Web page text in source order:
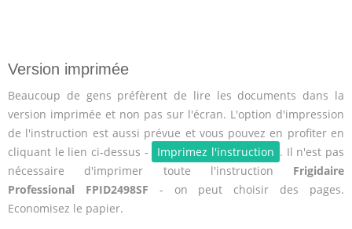
Version imprimée
Beaucoup de gens préfèrent de lire les documents dans la
version imprimée et non pas sur l'écran. L'option d'impression
de l'instruction est aussi prévue et vous pouvez en profiter en
cliquant le lien ci-dessus -
Imprimez l'instruction . Il n'est pas
nécessaire d'imprimer toute l'instruction Frigidaire
Professional FPID2498SF - on peut choisir des pages.
Economisez le papier.